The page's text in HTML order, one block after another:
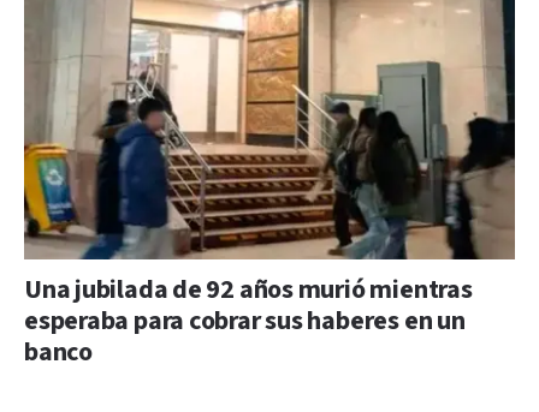
Una jubilada de 92 años murió mientras
esperaba para cobrar sus haberes en un
banco